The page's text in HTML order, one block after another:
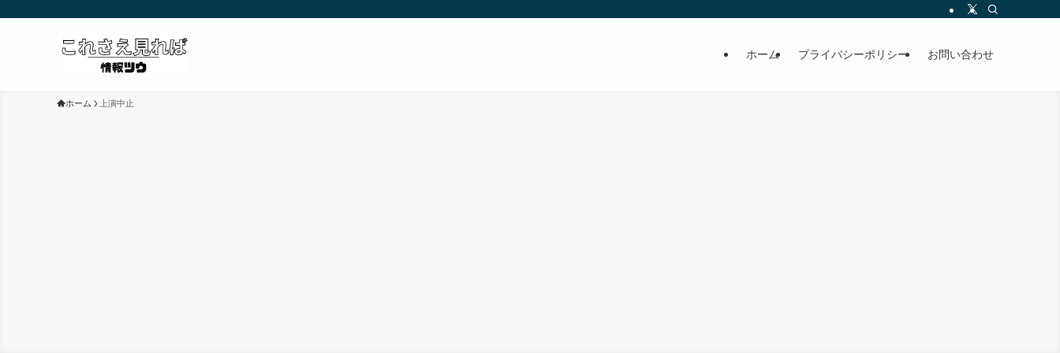
ホーム プライバシーポリシー お問い合わせ
ホーム 上演中止